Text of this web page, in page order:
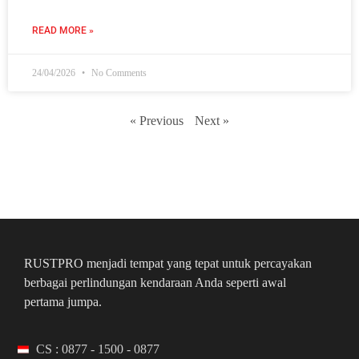
READ MORE »
24/04/2026 No Comments
« Previous Next »
RUSTPRO menjadi tempat yang tepat untuk percayakan
berbagai perlindungan kendaraan Anda seperti awal
pertama jumpa.
CS : 0877 - 1500 - 0877